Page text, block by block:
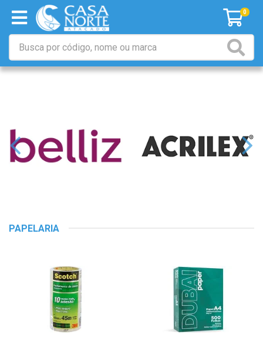
0
PAPELARIA